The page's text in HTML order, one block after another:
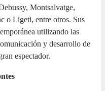
Montsalvatge,
o Ligeti, entre otros. Sus
utilizando las
y desarrollo de
espectador.